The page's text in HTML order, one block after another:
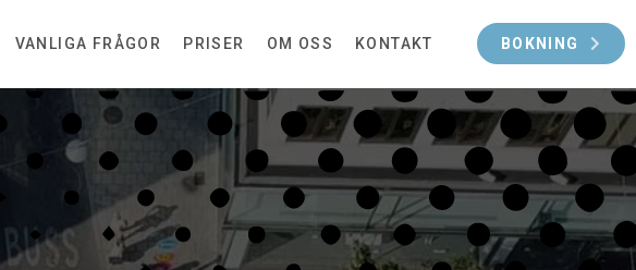
VANLIGA FRÅGOR PRISER OM OSS KONTAKT BOKNING